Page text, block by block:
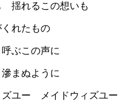
揺れるこの想いも
れたもの
呼ぶこの声に
まぬように
ズユー メイドウィズユー